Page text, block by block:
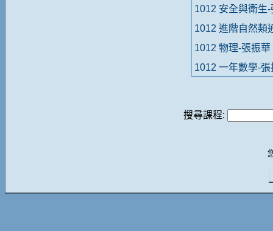
1012 安全與衛
1012 進階自然類
1012 物理-張振華
1012 一年數學-張
搜尋課程: